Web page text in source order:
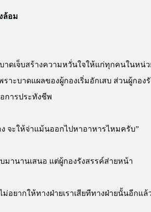
ล้อม
ดเจ็บสร้างความหวั่นใจให้แก่ทุกคนในหน่
ราะบาดแผลของผู้กองเริ่มอักเสบ ส่วนผู้ก
การประทังชีพ
ง จะให้จ่าแม้นออกไปหาอาหารไหมครับ”
มานานเสนอ แต่ผู้กองรังสรรค์ส่ายหน้า
ม่อยากให้ทางฝ่ายเราเสียทีทางฝ่ายนั้นอีกแล้